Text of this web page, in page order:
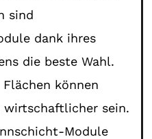
sind
dank ihres
die beste Wahl.
können
sein.
Module